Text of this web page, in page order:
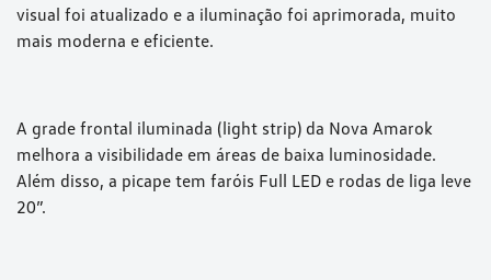
visual foi atualizado e a iluminação foi aprimorada, muito
mais moderna e eficiente.
A grade frontal iluminada (light strip) da Nova Amarok
melhora a visibilidade em áreas de baixa luminosidade.
Além disso, a picape tem faróis Full LED e rodas de liga leve
20”.